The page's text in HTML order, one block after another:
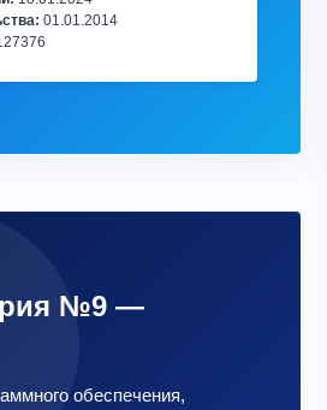
01.01.2014
№9 —
обеспечения,